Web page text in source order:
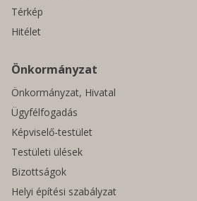
Térkép
Hitélet
Önkormányzat
Önkormányzat, Hivatal
Ügyfélfogadás
Képviselő-testület
Testületi ülések
Bizottságok
Helyi építési szabályzat